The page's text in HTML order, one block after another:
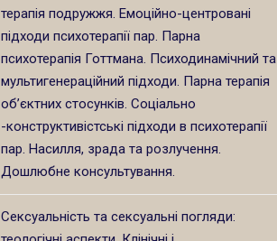
терапія подружжя. Емоційно-центровані
підходи психотерапії пар. Парна
психотерапія Готтмана. Психодинамічний та
мультигенераційний підходи. Парна терапія
об’єктних стосунків. Соціально
-конструктивістські підходи в психотерапії
пар. Насилля, зрада та розлучення.
Дошлюбне консультування.
Сексуальність та сексуальні погляди: